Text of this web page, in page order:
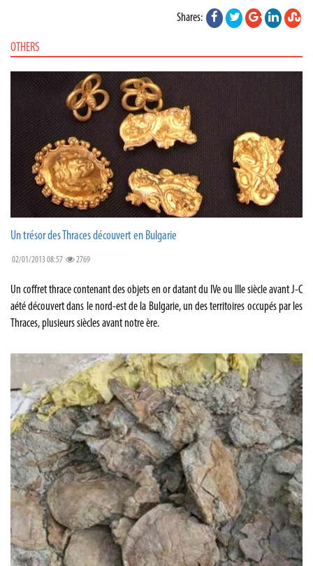
Shares:
OTHERS
Un trésor des Thraces découvert en Bulgarie
02/01/2013 08:57 2769
Un coffret thrace contenant des objets en or datant du IVe ou IIIe siècle avant J-C
aété découvert dans le nord-est de la Bulgarie, un des territoires occupés par les
Thraces, plusieurs siècles avant notre ère.